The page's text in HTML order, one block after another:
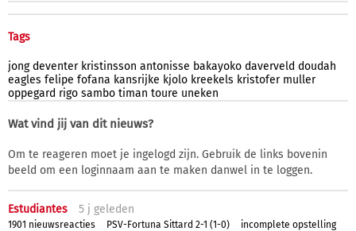
Tags
jong deventer kristinsson antonisse bakayoko daverveld doudah
eagles felipe fofana kansrijke kjolo kreekels kristofer muller
oppegard rigo sambo timan toure uneken
Wat vind jij van dit nieuws?
Om te reageren moet je ingelogd zijn. Gebruik de links bovenin
beeld om een loginnaam aan te maken danwel in te loggen.
Estudiantes 5 j geleden
1901 nieuwsreacties PSV-Fortuna Sittard 2-1 (1-0) incomplete opstelling